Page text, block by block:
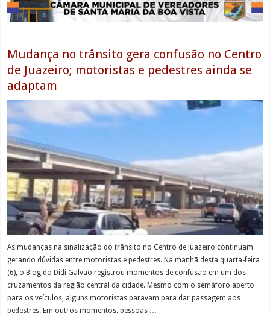
Mudança no trânsito gera confusão no Centro
de Juazeiro; motoristas e pedestres ainda se
adaptam
As mudanças na sinalização do trânsito no Centro de Juazeiro continuam
gerando dúvidas entre motoristas e pedestres. Na manhã desta quarta-feira
(6), o Blog do Didi Galvão registrou momentos de confusão em um dos
cruzamentos da região central da cidade. Mesmo com o semáforo aberto
para os veículos, alguns motoristas paravam para dar passagem aos
pedestres. Em outros momentos, pessoas …